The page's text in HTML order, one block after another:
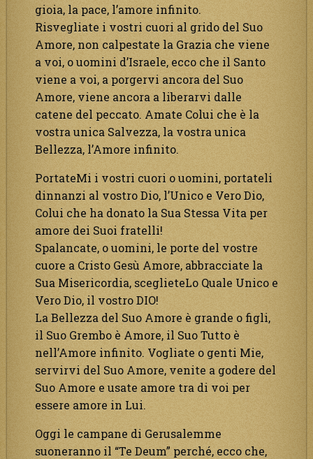
gioia, la pace, l’amore infinito.
Risvegliate i vostri cuori al grido del Suo
Amore, non calpestate la Grazia che viene
a voi, o uomini d’Israele, ecco che il Santo
viene a voi, a porgervi ancora del Suo
Amore, viene ancora a liberarvi dalle
catene del peccato. Amate Colui che è la
vostra unica Salvezza, la vostra unica
Bellezza, l’Amore infinito.
PortateMi i vostri cuori o uomini, portateli
dinnanzi al vostro Dio, l’Unico e Vero Dio,
Colui che ha donato la Sua Stessa Vita per
amore dei Suoi fratelli!
Spalancate, o uomini, le porte del vostre
cuore a Cristo Gesù Amore, abbracciate la
Sua Misericordia, sceglieteLo Quale Unico e
Vero Dio, il vostro DIO!
La Bellezza del Suo Amore è grande o figli,
il Suo Grembo è Amore, il Suo Tutto è
nell’Amore infinito. Vogliate o genti Mie,
servirvi del Suo Amore, venite a godere del
Suo Amore e usate amore tra di voi per
essere amore in Lui.
Oggi le campane di Gerusalemme
suoneranno il “Te Deum” perché, ecco che,